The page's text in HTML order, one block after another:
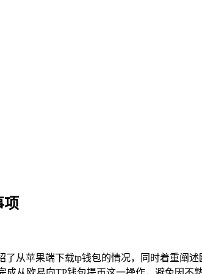
项
从苹果端下载tp钱包的情况，同时着重阐